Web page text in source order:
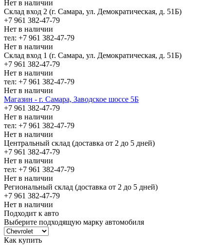
Нет в наличии
Склад вход 2 (г. Самара, ул. Демократическая, д. 51Б)
+7 961 382-47-79
Нет в наличии
тел: +7 961 382-47-79
Нет в наличии
Склад вход 1 (г. Самара, ул. Демократическая, д. 51Б)
+7 961 382-47-79
Нет в наличии
тел: +7 961 382-47-79
Нет в наличии
Магазин - г. Самара, Заводское шоссе 5Б
+7 961 382-47-79
Нет в наличии
тел: +7 961 382-47-79
Нет в наличии
Центральный склад (доставка от 2 до 5 дней)
+7 961 382-47-79
Нет в наличии
тел: +7 961 382-47-79
Нет в наличии
Региональный склад (доставка от 2 до 5 дней)
+7 961 382-47-79
Нет в наличии
Подходит к авто
Выберите подходящую марку автомобиля
Как купить